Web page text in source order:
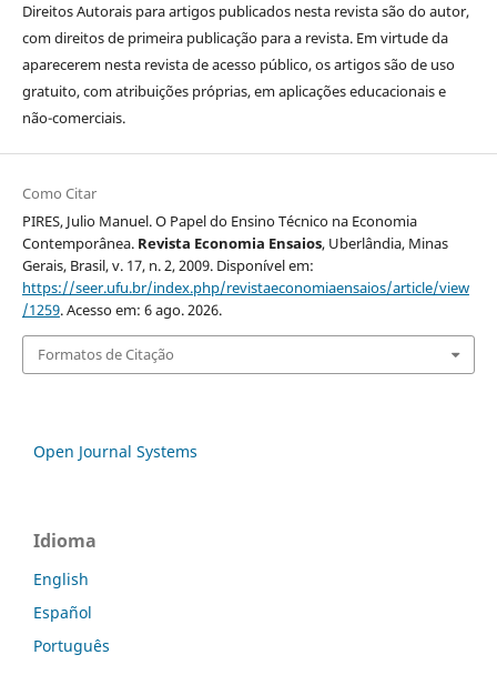
Direitos Autorais para artigos publicados nesta revista são do autor,
com direitos de primeira publicação para a revista. Em virtude da
aparecerem nesta revista de acesso público, os artigos são de uso
gratuito, com atribuições próprias, em aplicações educacionais e
não-comerciais.
Como Citar
PIRES, Julio Manuel. O Papel do Ensino Técnico na Economia
Contemporânea. Revista Economia Ensaios, Uberlândia, Minas
Gerais, Brasil, v. 17, n. 2, 2009. Disponível em:
https://seer.ufu.br/index.php/revistaeconomiaensaios/article/view
/1259. Acesso em: 6 ago. 2026.
Formatos de Citação
Open Journal Systems
Idioma
English
Español
Português